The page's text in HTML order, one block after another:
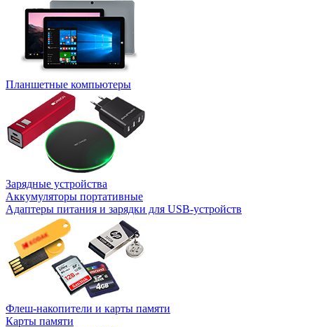
Планшетные компьютеры
Зарядные устройства
Аккумуляторы портативные
Адаптеры питания и зарядки для USB-устройств
Флеш-накопители и карты памяти
Карты памяти